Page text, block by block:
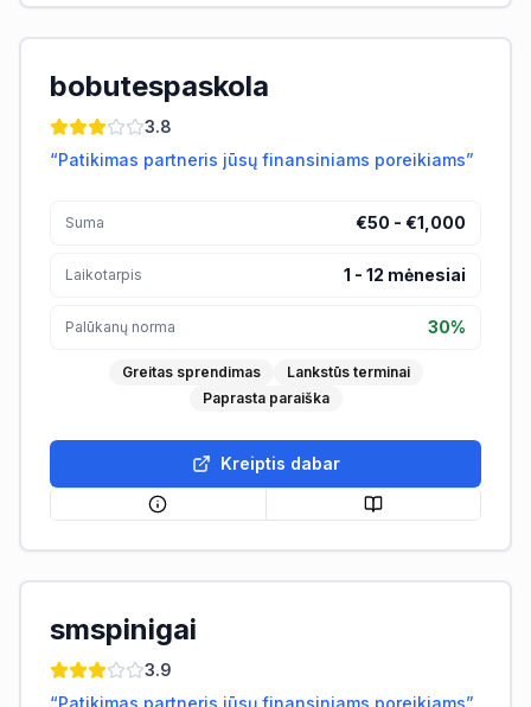
bobutespaskola
3.8
“Patikimas partneris jūsų finansiniams poreikiams”
Suma €50 - €1,000
Laikotarpis 1 - 12 mėnesiai
Palūkanų norma 30%
Greitas sprendimas
Lankstūs terminai
Paprasta paraiška
Kreiptis dabar
smspinigai
3.9
“Patikimas partneris jūsų finansiniams poreikiams”